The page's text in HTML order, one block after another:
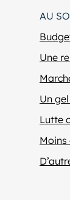
AU
Une
Un
Lutte
Moins